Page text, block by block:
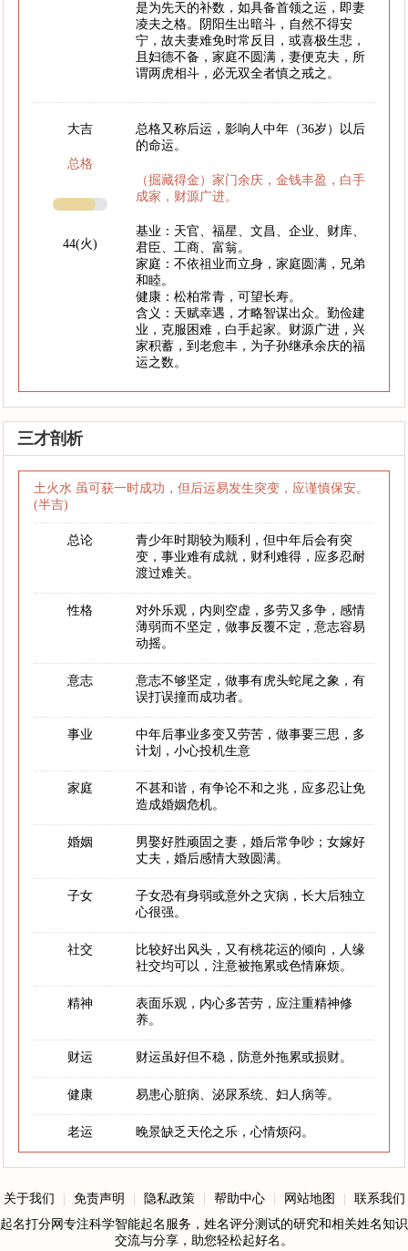
是为先天的补数，如具备首领之运，即妻
凌夫之格。阴阳生出暗斗，自然不得安
宁，故夫妻难免时常反目，或喜极生悲，
且妇德不备，家庭不圆满，妻便克夫，所
谓两虎相斗，必无双全者慎之戒之。
大吉
总格
44(火)
总格又称后运，影响人中年（36岁）以后
的命运。
（掘藏得金）家门余庆，金钱丰盈，白手
成家，财源广进。
基业：天官、福星、文昌、企业、财库、
君臣、工商、富翁。
家庭：不依祖业而立身，家庭圆满，兄弟
和睦。
健康：松柏常青，可望长寿。
含义：天赋幸遇，才略智谋出众。勤俭建
业，克服困难，白手起家。财源广进，兴
家积蓄，到老愈丰，为子孙继承余庆的福
运之数。
三才剖析
土火水 虽可获一时成功，但后运易发生突变，应谨慎保安。
(半吉)
总论
青少年时期较为顺利，但中年后会有突
变，事业难有成就，财利难得，应多忍耐
渡过难关。
性格
对外乐观，内则空虚，多劳又多争，感情
薄弱而不坚定，做事反覆不定，意志容易
动摇。
意志
意志不够坚定，做事有虎头蛇尾之象，有
误打误撞而成功者。
事业
中年后事业多变又劳苦，做事要三思，多
计划，小心投机生意
家庭
不甚和谐，有争论不和之兆，应多忍让免
造成婚姻危机。
婚姻
男娶好胜顽固之妻，婚后常争吵；女嫁好
丈夫，婚后感情大致圆满。
子女
子女恐有身弱或意外之灾病，长大后独立
心很强。
社交
比较好出风头，又有桃花运的倾向，人缘
社交均可以，注意被拖累或色情麻烦。
精神
表面乐观，内心多苦劳，应注重精神修
养。
财运 财运虽好但不稳，防意外拖累或损财。
健康 易患心脏病、泌尿系统、妇人病等。
老运 晚景缺乏天伦之乐，心情烦闷。
关于我们 免责声明 隐私政策 帮助中心 网站地图
联系我们
起名打分网专注科学智能起名服务，姓名评分测试的研究和相关姓名知识
交流与分享，助您轻松起好名。